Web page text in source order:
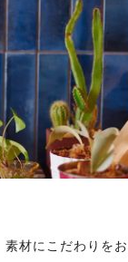
材にこだわりを